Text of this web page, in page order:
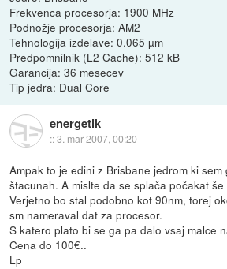
Frekvenca procesorja: 1900 MHz
Podnožje procesorja: AM2
Tehnologija izdelave: 0.065 µm
Predpomnilnik (L2 Cache): 512 kB
Garancija: 36 mesecev
Tip jedra: Dual Core
energetik
::3. mar 2007, 00:20
Ampak to je edini z Brisbane jedrom ki sem
štacunah. A mislte da se splača počakat
Verjetno bo stal podobno kot 90nm, torej
sm nameraval dat za procesor.
S katero plato bi se ga pa dalo vsaj malce
Cena do 100€..
Lp